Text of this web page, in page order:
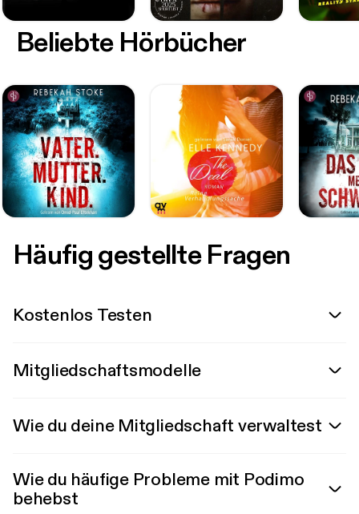
Beliebte Hörbücher
Häufig gestellte Fragen
Kostenlos Testen
Mitgliedschaftsmodelle
Wie du deine Mitgliedschaft verwaltest
Wie du häufige Probleme mit Podimo
behebst